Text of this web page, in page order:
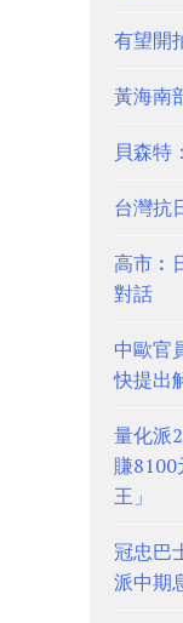
有望開
黃海南
貝森特
台灣抗
高市︰
對話
中歐官
快提出
量化派
賺
王」
冠忠巴
派中期